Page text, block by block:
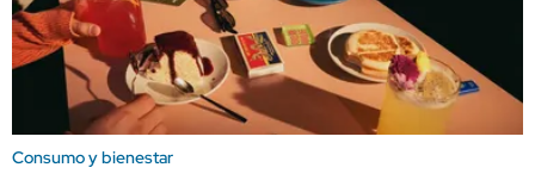
Consumo y bienestar